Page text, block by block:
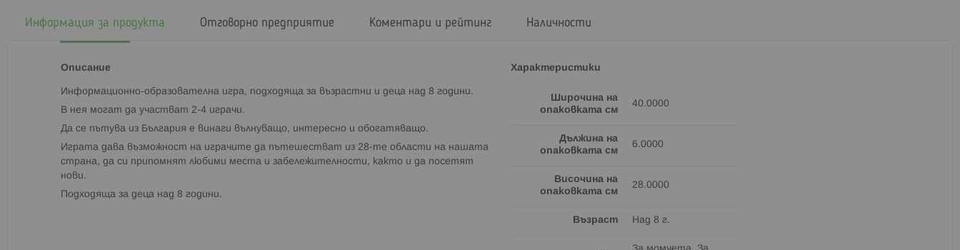
Информация за продукта
Описание
Информационно-образователна игра, подходяща за възрастни и деца над 8 години.
В нея могат да участват 2-4 играчи.
Да се пътува из България е винаги вълнуващо, интересно и обогатяващо.
Играта дава възможност на играчите да пътешестват из 28-те области на нашата
страна, да си припомнят любими места и забележителности, както и да посетят
нови.
Подходяща за деца над 8 години.
Характеристики
Широчина на
опаковката см
40.0000
Дължина на
опаковката см
6.0000
Височина на
опаковката см
28.0000
Възраст Над 8 г.
Отговорно предприятие Коментари и рейтинг Наличности